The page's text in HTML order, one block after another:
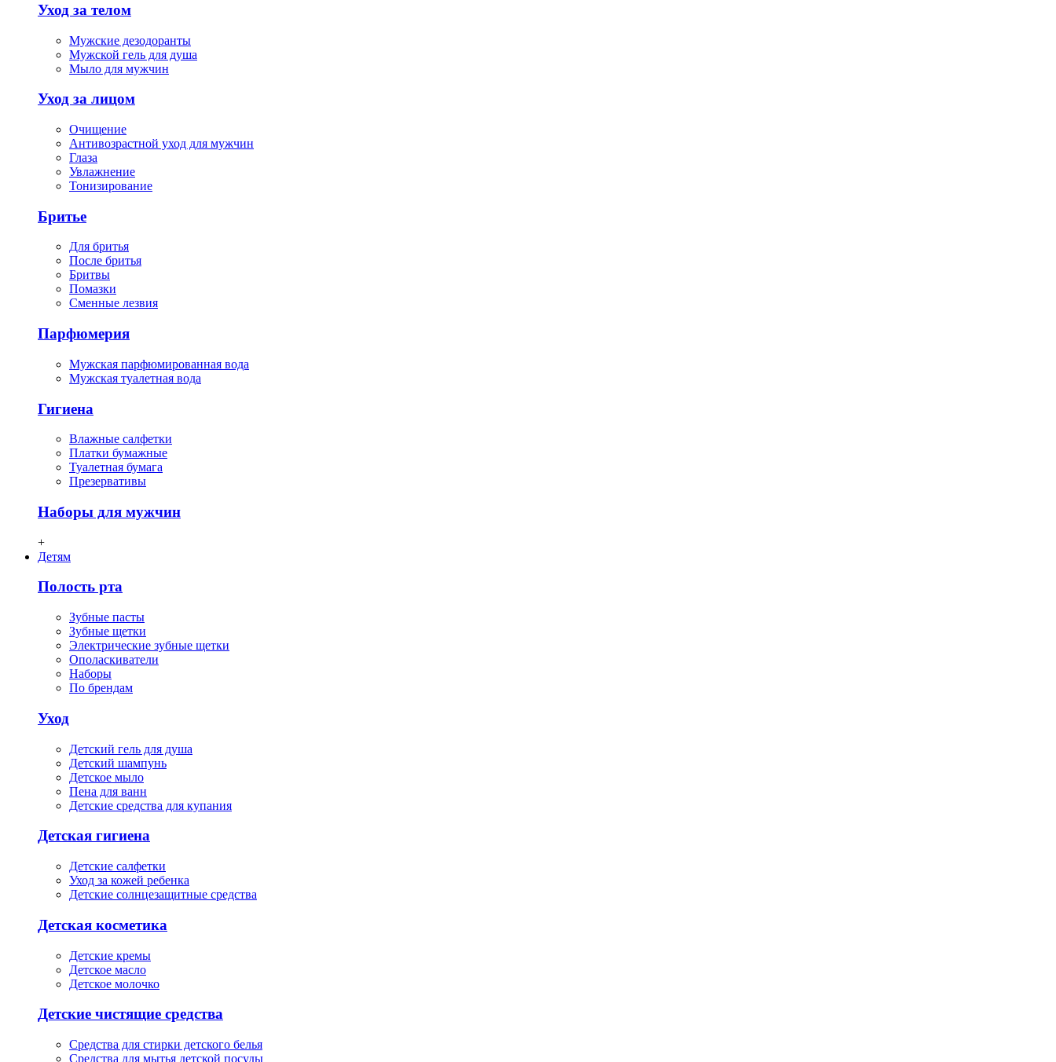
Уход за телом
Мужские дезодоранты
Мужской гель для душа
Мыло для мужчин
Уход за лицом
Очищение
Антивозрастной уход для мужчин
Глаза
Увлажнение
Тонизирование
Бритье
Для бритья
После бритья
Бритвы
Помазки
Сменные лезвия
Парфюмерия
Мужская парфюмированная вода
Мужская туалетная вода
Гигиена
Влажные салфетки
Платки бумажные
Туалетная бумага
Презервативы
Наборы для мужчин
+
Детям
Полость рта
Зубные пасты
Зубные щетки
Электрические зубные щетки
Ополаскиватели
Наборы
По брендам
Уход
Детский гель для душа
Детский шампунь
Детское мыло
Пена для ванн
Детские средства для купания
Детская гигиена
Детские салфетки
Уход за кожей ребенка
Детские солнцезащитные средства
Детская косметика
Детские кремы
Детское масло
Детское молочко
Детские чистящие средства
Средства для стирки детского белья
Средства для мытья детской посуды